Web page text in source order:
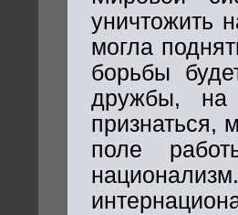
уничтожить
могла
борьбы
дружбы, на
поле